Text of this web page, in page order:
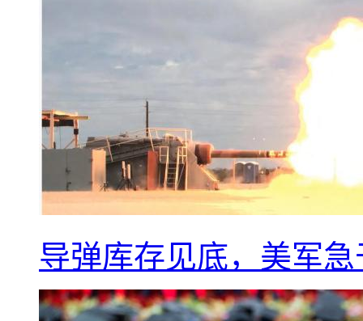
导弹库存见底，美军